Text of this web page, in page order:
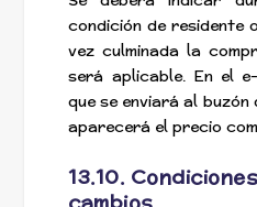
condición de residente
vez culminada la
será aplicable. En el
que se enviará al
aparecerá el precio
13.10.